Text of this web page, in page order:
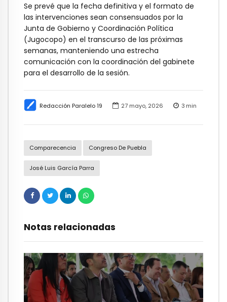
Redacción Paralelo 19 27 mayo, 2026 3 min
Comparecencia Congreso De Puebla
José Luis García Parra
Notas relacionadas
Se prevé que la fecha definitiva y el formato de
las intervenciones sean consensuados por la
Junta de Gobierno y Coordinación Política
(Jugocopo) en el transcurso de las próximas
semanas, manteniendo una estrecha
comunicación con la coordinación del gabinete
para el desarrollo de la sesión.